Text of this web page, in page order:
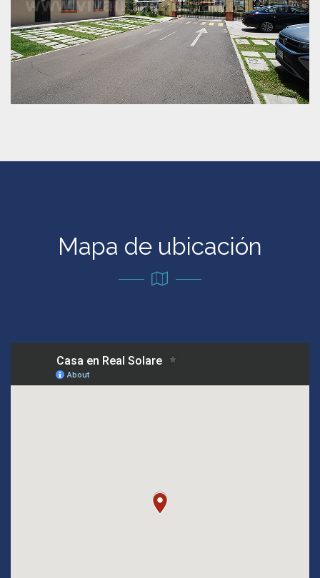
Mapa de ubicación